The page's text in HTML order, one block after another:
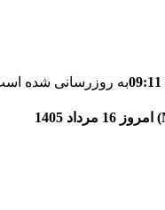
به روزرسانی شده